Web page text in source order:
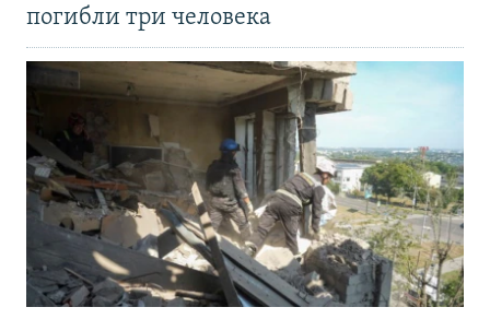
погибли три человека